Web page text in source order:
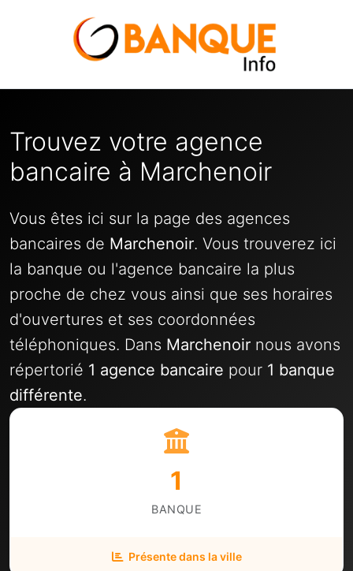
Trouvez votre agence
bancaire à Marchenoir
Vous êtes ici sur la page des agences
bancaires de Marchenoir. Vous trouverez ici
la banque ou l'agence bancaire la plus
proche de chez vous ainsi que ses horaires
d'ouvertures et ses coordonnées
téléphoniques. Dans Marchenoir nous avons
répertorié 1 agence bancaire pour 1 banque
différente.
1
BANQUE
Présente dans la ville